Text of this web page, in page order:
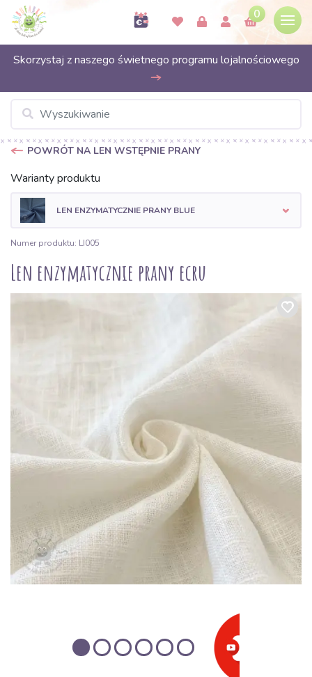
0
Skorzystaj z naszego świetnego programu lojalnościowego
POWRÓT NA LEN WSTĘPNIE PRANY
Warianty produktu
LEN ENZYMATYCZNIE PRANY BLUE
Numer produktu: LI005
Len enzymatycznie prany ecru